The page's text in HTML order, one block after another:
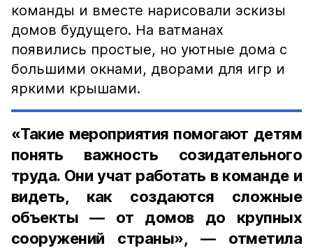
команды и вместе нарисовали эскизы
домов будущего. На ватманах
появились простые, но уютные дома с
большими окнами, дворами для игр и
яркими крышами.
«Такие мероприятия помогают детям
понять важность созидательного
труда. Они учат работать в команде и
видеть, как создаются сложные
объекты — от домов до крупных
сооружений страны», — отметила